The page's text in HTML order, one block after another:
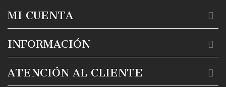
MI CUENTA
INFORMACIÓN
ATENCIÓN AL CLIENTE